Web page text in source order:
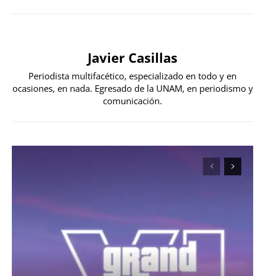
Javier Casillas
Periodista multifacético, especializado en todo y en
ocasiones, en nada. Egresado de la UNAM, en periodismo y
comunicación.